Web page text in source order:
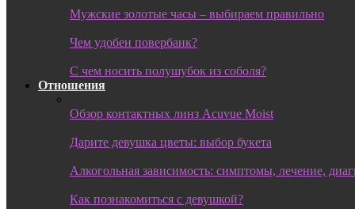
Мужские золотые часы – выбираем правильно
Чем удобен повербанк?
С чем носить полушубок из соболя?
Отношения
Обзор контактных линз Acuvue Moist
Дарите девушка цветы: выбор букета
Алкогольная зависимость: симптомы, лечение,
Как познакомиться с девушкой?